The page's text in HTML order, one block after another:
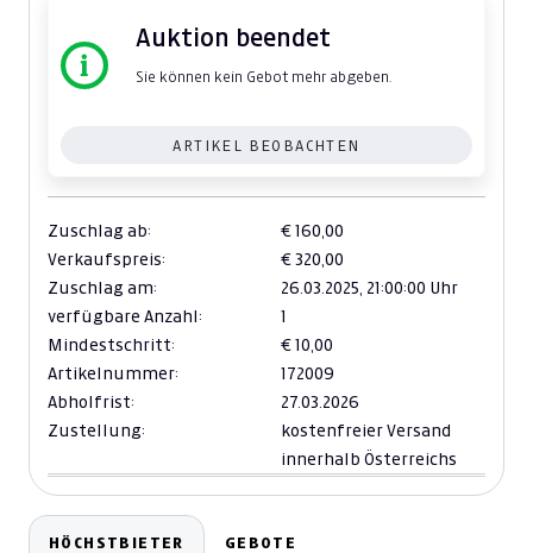
Auktion beendet
Sie können kein Gebot mehr abgeben.
ARTIKEL BEOBACHTEN
Zuschlag ab:
€ 160,00
Verkaufspreis:
€ 320,00
Zuschlag am:
26.03.2025, 21:00:00 Uhr
verfügbare Anzahl:
1
Mindestschritt:
€ 10,00
Artikelnummer:
172009
Abholfrist:
27.03.2026
Zustellung:
kostenfreier Versand
innerhalb Österreichs
HÖCHSTBIETER GEBOTE